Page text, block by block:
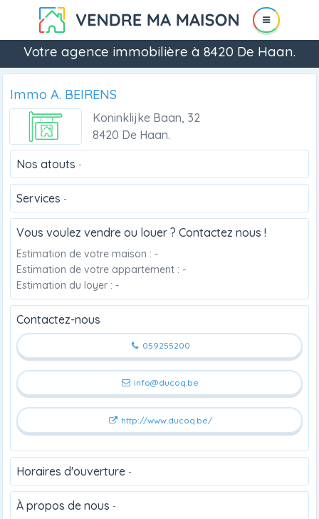
Votre agence immobilière à 8420 De Haan.
Immo A. BEIRENS
Koninklijke Baan, 32
8420 De Haan.
Nos atouts -
Services -
Vous voulez vendre ou louer ? Contactez nous !
Estimation de votre maison : -
Estimation de votre appartement : -
Estimation du loyer : -
Contactez-nous
059255200
info@ducoq.be
http://www.ducoq.be/
Horaires d'ouverture -
À propos de nous -